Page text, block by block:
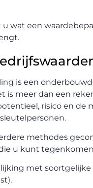
u wat een
is een
is meer dan een
risico en de
methodes
u kunt
met